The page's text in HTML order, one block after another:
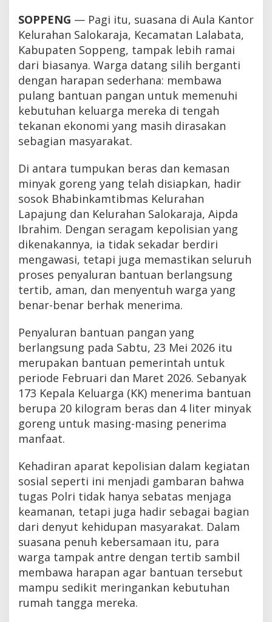
SOPPENG — Pagi itu, suasana di Aula Kantor
Kelurahan Salokaraja, Kecamatan Lalabata,
Kabupaten Soppeng, tampak lebih ramai
dari biasanya. Warga datang silih berganti
dengan harapan sederhana: membawa
pulang bantuan pangan untuk memenuhi
kebutuhan keluarga mereka di tengah
tekanan ekonomi yang masih dirasakan
sebagian masyarakat.
Di antara tumpukan beras dan kemasan
minyak goreng yang telah disiapkan, hadir
sosok Bhabinkamtibmas Kelurahan
Lapajung dan Kelurahan Salokaraja, Aipda
Ibrahim. Dengan seragam kepolisian yang
dikenakannya, ia tidak sekadar berdiri
mengawasi, tetapi juga memastikan seluruh
proses penyaluran bantuan berlangsung
tertib, aman, dan menyentuh warga yang
benar-benar berhak menerima.
Penyaluran bantuan pangan yang
berlangsung pada Sabtu, 23 Mei 2026 itu
merupakan bantuan pemerintah untuk
periode Februari dan Maret 2026. Sebanyak
173 Kepala Keluarga (KK) menerima bantuan
berupa 20 kilogram beras dan 4 liter minyak
goreng untuk masing-masing penerima
manfaat.
Kehadiran aparat kepolisian dalam kegiatan
sosial seperti ini menjadi gambaran bahwa
tugas Polri tidak hanya sebatas menjaga
keamanan, tetapi juga hadir sebagai bagian
dari denyut kehidupan masyarakat. Dalam
suasana penuh kebersamaan itu, para
warga tampak antre dengan tertib sambil
membawa harapan agar bantuan tersebut
mampu sedikit meringankan kebutuhan
rumah tangga mereka.